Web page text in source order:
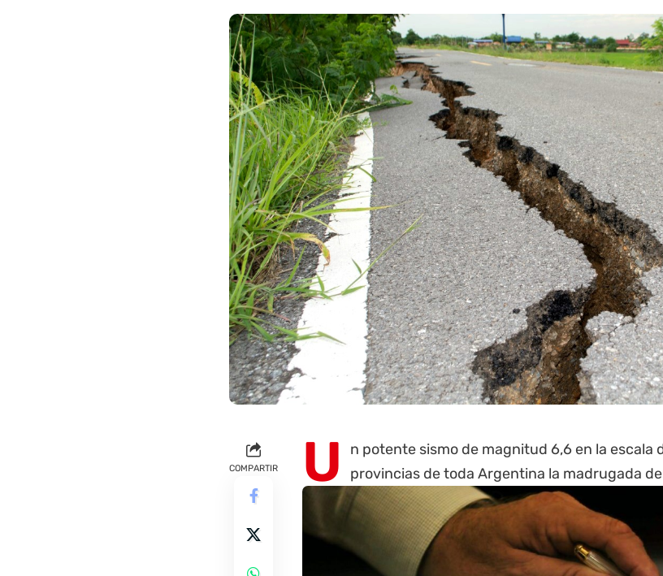
COMPARTIR U
n potente sismo de magnitud 6,6 en la escala
provincias de toda Argentina la madrugada